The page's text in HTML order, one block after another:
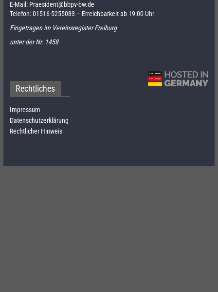
E-Mail: Praesident@bbpv-bw.de
Telefon:01516-5255083 – Erreichbarkeit ab 19:00 Uhr
Eingetragen im Vereinsregister Freiburg
unter der Nr. 1458
Rechtliches
Impressum
Datenschutzerklärung
Rechtlicher Hinweis